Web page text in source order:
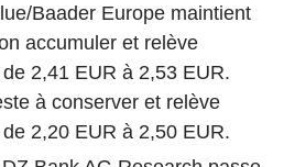
Baader Europe maintient
accumuler et relève
2,41 EUR à 2,53 EUR.
à conserver et relève
2,20 EUR à 2,50 EUR.